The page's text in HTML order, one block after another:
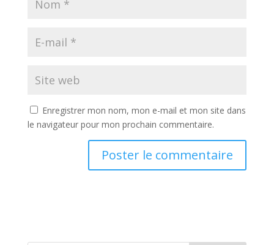
Enregistrer mon nom, mon e-mail et mon site dans
le navigateur pour mon prochain commentaire.